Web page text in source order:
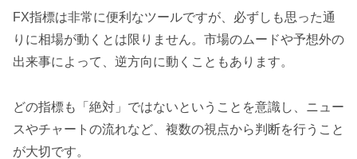
FX指標は非常に便利なツールですが、必ずしも思った通
りに相場が動くとは限りません。市場のムードや予想外の
出来事によって、逆方向に動くこともあります。
どの指標も「絶対」ではないということを意識し、ニュー
スやチャートの流れなど、複数の視点から判断を行うこと
が大切です。